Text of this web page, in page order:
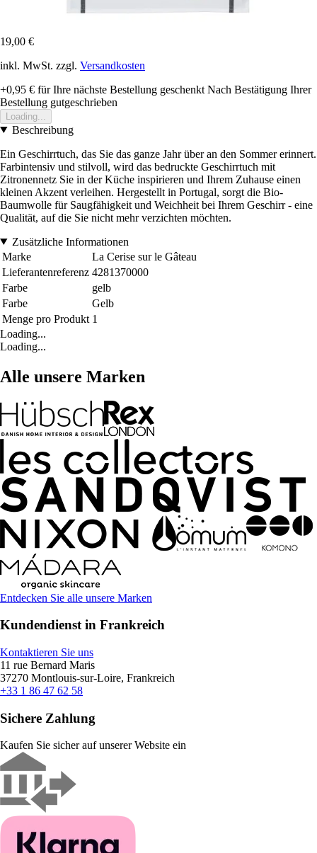
19,00 €
inkl. MwSt. zzgl. Versandkosten
+0,95 € für Ihre nächste Bestellung geschenkt Nach Bestätigung Ihrer
Bestellung gutgeschrieben
Loading...
Beschreibung
Ein Geschirrtuch, das Sie das ganze Jahr über an den Sommer erinnert.
Farbintensiv und stilvoll, wird das bedruckte Geschirrtuch mit
Zitronennetz Sie in der Küche inspirieren und Ihrem Zuhause einen
kleinen Akzent verleihen. Hergestellt in Portugal, sorgt die Bio-
Baumwolle für Saugfähigkeit und Weichheit bei Ihrem Geschirr - eine
Qualität, auf die Sie nicht mehr verzichten möchten.
Zusätzliche Informationen
Marke
La Cerise sur le Gâteau
Lieferantenreferenz 4281370000
Farbe
gelb
Farbe
Gelb
Menge pro Produkt 1
Loading...
Loading...
Alle unsere Marken
Entdecken Sie alle unsere Marken
Kundendienst in Frankreich
Kontaktieren Sie uns
11 rue Bernard Maris
37270 Montlouis-sur-Loire, Frankreich
+33 1 86 47 62 58
Sichere Zahlung
Kaufen Sie sicher auf unserer Website ein